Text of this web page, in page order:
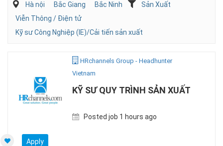
Hà nội Bắc Giang Bắc Ninh
Sản Xuất
Viễn Thông / Điện tử
Kỹ sư Công Nghiệp (IE)/Cải tiến sản xuất
HRchannels Group - Headhunter
Vietnam
KỸ SƯ QUY TRÌNH SẢN XUẤT
Posted job 1 hours ago
Apply